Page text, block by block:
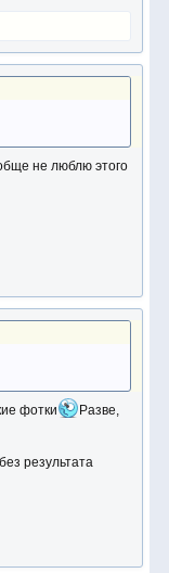
не люблю этого
фотки
Разве,
результата